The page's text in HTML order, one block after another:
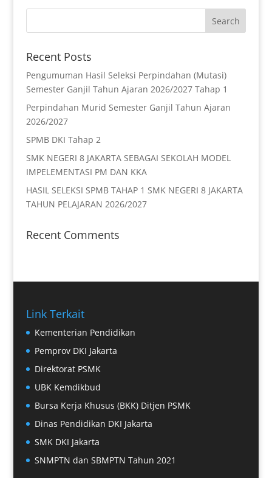
Recent Posts
Pengumuman Hasil Seleksi Perpindahan (Mutasi)
Semester Ganjil Tahun Ajaran 2026/2027 Tahap 1
Perpindahan Murid Semester Ganjil Tahun Ajaran
2026/2027
SPMB DKI Tahap 2
SMK NEGERI 8 JAKARTA SEBAGAI SEKOLAH MODEL
IMPELEMENTASI PM DAN KKA
HASIL SELEKSI SPMB TAHAP 1 SMK NEGERI 8 JAKARTA
TAHUN PELAJARAN 2026/2027
Recent Comments
Link Terkait
Kementerian Pendidikan
Pemprov DKI Jakarta
Direktorat PSMK
UBK Kemdikbud
Bursa Kerja Khusus (BKK) Ditjen PSMK
Dinas Pendidikan DKI Jakarta
SMK DKI Jakarta
SNMPTN dan SBMPTN Tahun 2021